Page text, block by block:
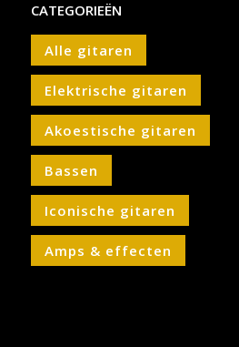
CATEGORIEËN
Alle gitaren
Elektrische gitaren
Akoestische gitaren
Bassen
Iconische gitaren
Amps & effecten